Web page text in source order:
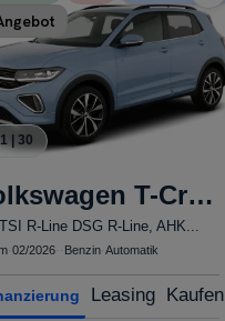
1 30
T-Cross
R-Line DSG R-Line, AHK...
02/2026 Benzin Automatik
Leasing Kaufen